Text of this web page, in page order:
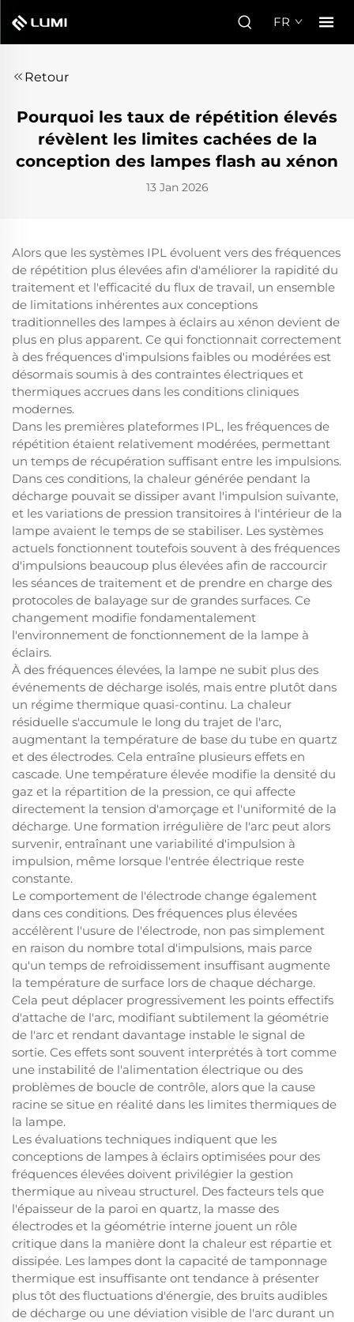
FR
Retour
Pourquoi les taux de répétition élevés
révèlent les limites cachées de la
conception des lampes flash au xénon
13 Jan 2026
Alors que les systèmes IPL évoluent vers des fréquences
de répétition plus élevées afin d'améliorer la rapidité du
traitement et l'efficacité du flux de travail, un ensemble
de limitations inhérentes aux conceptions
traditionnelles des lampes à éclairs au xénon devient de
plus en plus apparent. Ce qui fonctionnait correctement
à des fréquences d'impulsions faibles ou modérées est
désormais soumis à des contraintes électriques et
thermiques accrues dans les conditions cliniques
modernes.
Dans les premières plateformes IPL, les fréquences de
répétition étaient relativement modérées, permettant
un temps de récupération suffisant entre les impulsions.
Dans ces conditions, la chaleur générée pendant la
décharge pouvait se dissiper avant l'impulsion suivante,
et les variations de pression transitoires à l'intérieur de la
lampe avaient le temps de se stabiliser. Les systèmes
actuels fonctionnent toutefois souvent à des fréquences
d'impulsions beaucoup plus élevées afin de raccourcir
les séances de traitement et de prendre en charge des
protocoles de balayage sur de grandes surfaces. Ce
changement modifie fondamentalement
l'environnement de fonctionnement de la lampe à
éclairs.
À des fréquences élevées, la lampe ne subit plus des
événements de décharge isolés, mais entre plutôt dans
un régime thermique quasi-continu. La chaleur
résiduelle s'accumule le long du trajet de l'arc,
augmentant la température de base du tube en quartz
et des électrodes. Cela entraîne plusieurs effets en
cascade. Une température élevée modifie la densité du
gaz et la répartition de la pression, ce qui affecte
directement la tension d'amorçage et l'uniformité de la
décharge. Une formation irrégulière de l'arc peut alors
survenir, entraînant une variabilité d'impulsion à
impulsion, même lorsque l'entrée électrique reste
constante.
Le comportement de l'électrode change également
dans ces conditions. Des fréquences plus élevées
accélèrent l'usure de l'électrode, non pas simplement
en raison du nombre total d'impulsions, mais parce
qu'un temps de refroidissement insuffisant augmente
la température de surface lors de chaque décharge.
Cela peut déplacer progressivement les points effectifs
d'attache de l'arc, modifiant subtilement la géométrie
de l'arc et rendant davantage instable le signal de
sortie. Ces effets sont souvent interprétés à tort comme
une instabilité de l'alimentation électrique ou des
problèmes de boucle de contrôle, alors que la cause
racine se situe en réalité dans les limites thermiques de
la lampe.
Les évaluations techniques indiquent que les
conceptions de lampes à éclairs optimisées pour des
fréquences élevées doivent privilégier la gestion
thermique au niveau structurel. Des facteurs tels que
l'épaisseur de la paroi en quartz, la masse des
électrodes et la géométrie interne jouent un rôle
critique dans la manière dont la chaleur est répartie et
dissipée. Les lampes dont la capacité de tamponnage
thermique est insuffisante ont tendance à présenter
plus tôt des fluctuations d'énergie, des bruits audibles
de décharge ou une déviation visible de l'arc durant un